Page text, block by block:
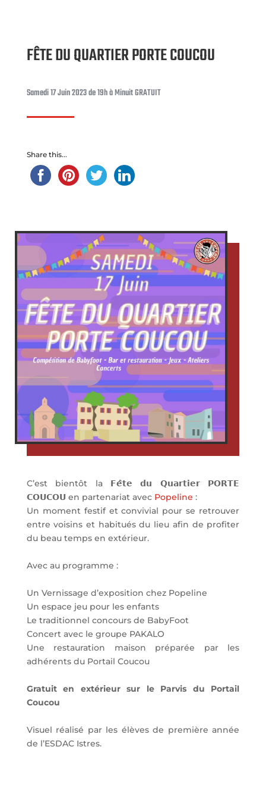
FÊTE DU QUARTIER PORTE COUCOU
Samedi 17 Juin 2023 de 19h à Minuit GRATUIT
Share this...
C’est bientôt la 𝗙𝗲̂𝘁𝗲 𝗱𝘂 𝗤𝘂𝗮𝗿𝘁𝗶𝗲𝗿 𝗣𝗢𝗥𝗧𝗘
𝗖𝗢𝗨𝗖𝗢𝗨 en partenariat avec Popeline :
Un moment festif et convivial pour se retrouver
entre voisins et habitués du lieu afin de profiter
du beau temps en extérieur.
Avec au programme :
Un Vernissage d’exposition chez Popeline
Un espace jeu pour les enfants
Le traditionnel concours de BabyFoot
Concert avec le groupe PAKALO
Une restauration maison préparée par les
adhérents du Portail Coucou
Gratuit en extérieur sur le Parvis du Portail
Coucou
Visuel réalisé par les élèves de première année
de l’ESDAC Istres.